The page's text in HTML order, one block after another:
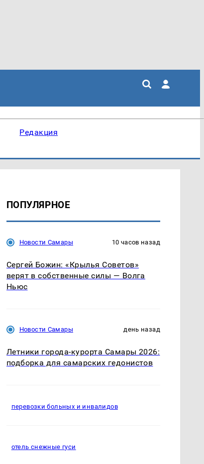
Редакция
ПОПУЛЯРНОЕ
Новости Самары 10 часов назад
Сергей Божин: «Крылья Советов»
верят в собственные силы — Волга
Ньюс
Новости Самары день назад
Летники города-курорта Самары 2026:
подборка для самарских гедонистов
перевозки больных и инвалидов
отель снежные гуси